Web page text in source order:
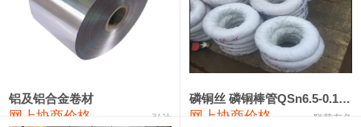
1#镁 17,000—18,000 17,500 0
18,900—19,100 19,000 100
1#电解锰(99.7%袋装) 18,000—18,200 18,100 100
铝及铝合金卷材
网上协商价格 弘达
磷铜丝 磷铜棒管QSn6.5-0.1 7-0.2 8-0.3
网上协商价格 联荣有色